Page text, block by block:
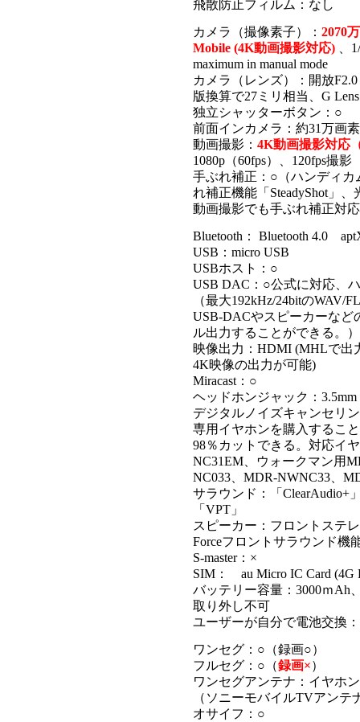
飛散防止フィルム：なし
カメラ（撮像素子）： 2070
Mobile (4K動画撮影対応) 、
maximum in manual mode
カメラ（レンズ）：開放
版換算で27ミリ相当、G Lens
独立シャッターボタン：○
前面インカメラ：約31万画素
動画撮影： 4K動画撮影対応
1080p（60fps）、120fps撮影
手ぶれ補正：○（ハンディカ
れ補正機能「SteadyShot」
動画撮影でも手ぶれ補正対応
Bluetooth： Bluetooth 4.0
USB：micro USB
USBホスト：○
USB DAC：○公式に対応、
（最大192kHz/24bitのWAV/
USB-DACやスピーカーなど
ル出力することができる。）
映像出力：HDMI (MHLで出
4K映像の出力が可能)
Miracast：○
ヘッドホンジャック：3.5mm
デジタルノイズキャンセリ
専用イヤホンを購入するこ
98％カットできる。対応イ
NC31EM、ウォークマン用
NC033、MDR-NWNC33、
サラウンド：「ClearAudio+
「VPT」
スピーカー：フロントステ
Forceフロントサラウンド機
S-master：×
SIM： au Micro IC Card (4G
バッテリー容量：3000ｍAh
取り外し不可
ユーザーが自分で電池交換
ワンセグ：○（録画○）
フルセグ：○（録画×）
ワンセグアンテナ：イヤホ
（ソニーモバイルTVアンテ
オサイフ：○